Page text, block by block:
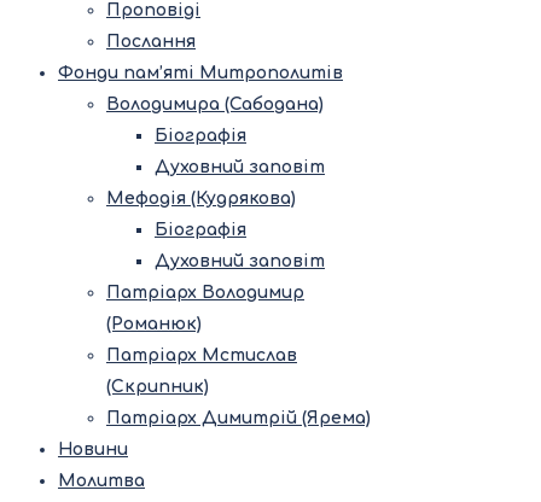
Проповіді
Послання
Фонди пам’яті Митрополитів
Володимира (Сабодана)
Біографія
Духовний заповіт
Мефодія (Кудрякова)
Біографія
Духовний заповіт
Патріарх Володимир
(Романюк)
Патріарх Мстислав
(Скрипник)
Патріарх Димитрій (Ярема)
Новини
Молитва